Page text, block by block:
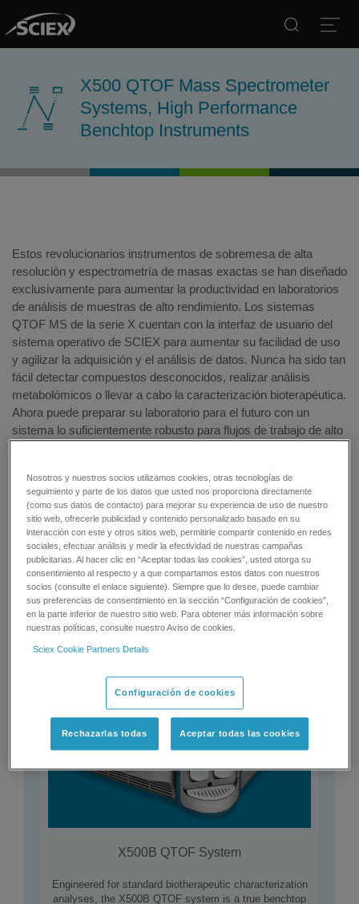
X500 QTOF Mass Spectrometer
Systems, High Performance
Benchtop Instruments
Estos revolucionarios instrumentos de sobremesa de alta
resolución y espectrometría de masas exactas se han diseñado
exclusivamente para aumentar la productividad en laboratorios
de análisis de muestras de alto rendimiento. Los sistemas
QTOF MS de la serie X cuentan con la interfaz de usuario del
sistema operativo de SCIEX para aumentar su facilidad de uso
y agilizar la adquisición y el análisis de datos. Nunca ha sido tan
fácil detectar compuestos desconocidos, realizar análisis
metabolómicos o llevar a cabo la caracterización bioterapéutica.
Ahora puede preparar su laboratorio para el futuro con un
sistema lo suficientemente robusto para flujos de trabajo de alto
X500B QTOF System
Engineered for standard biotherapeutic characterization
analyses, the X500B QTOF system is a true benchtop
Nosotros y nuestros socios utilizamos cookies, otras tecnologías de
seguimiento y parte de los datos que usted nos proporciona directamente
(como sus datos de contacto) para mejorar su experiencia de uso de nuestro
sitio web, ofrecerle publicidad y contenido personalizado basado en su
interacción con este y otros sitios web, permitirle compartir contenido en redes
sociales, efectuar análisis y medir la efectividad de nuestras campañas
publicitarias. Al hacer clic en “Aceptar todas las cookies”, usted otorga su
consentimiento al respecto y a que compartamos estos datos con nuestros
socios (consulte el enlace siguiente). Siempre que lo desee, puede cambiar
sus preferencias de consentimiento en la sección “Configuración de cookies”,
en la parte inferior de nuestro sitio web. Para obtener más información sobre
nuestras políticas, consulte nuestro Aviso de cookies.
Sciex Cookie Partners Details
Configuración de cookies
Rechazarlas todas Aceptar todas las cookies